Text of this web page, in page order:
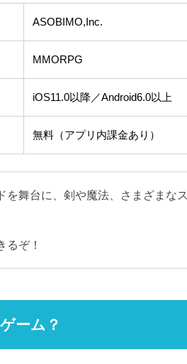
ASOBIMO,Inc.
MMORPG
iOS11.0以降／Android6.0以上
無料（アプリ内課金あり）
を舞台に、剣や魔法、さまざまなス
るぞ！
ーム？